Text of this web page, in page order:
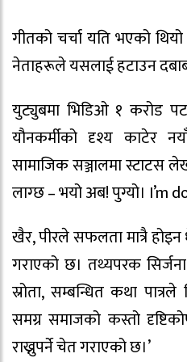
गीतको चर्चा यति भएको
नेताहरूले यसलाई हटाउन
युट्युबमा भिडिओ १ करोड
यौनकर्मीको दृश्य काटेर
सामाजिक सञ्जालमा स्टाटस
लाग्छ – भयो अब! पुग्यो। I’m
खैर, पीरले सफलता मात्रै
गराएको छ। तथ्यपरक
स्रोता, सम्बन्धित कथा
समग्र समाजको कस्तो
राख्नुपर्ने चेत गराएको छ।’